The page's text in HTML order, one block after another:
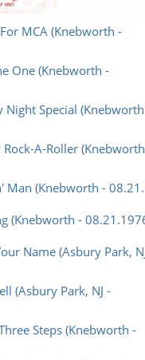
MCA (Knebworth -
One (Knebworth -
Special
A-Roller
Man (Knebworth -
(Knebworth -
Name (Asbury Park,
(Asbury Park, NJ -
Steps (Knebworth -